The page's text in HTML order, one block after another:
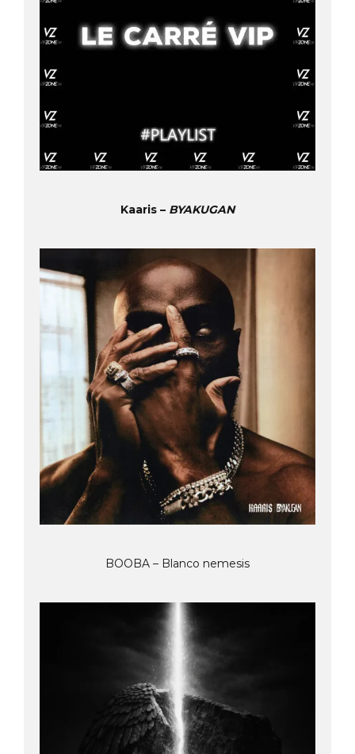
Kaaris – BYAKUGAN
BOOBA – Blanco nemesis